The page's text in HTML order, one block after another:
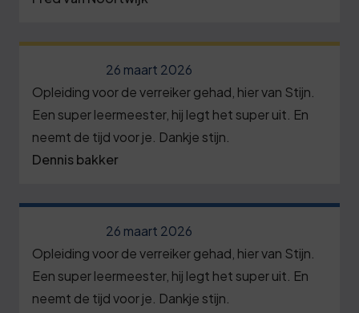
26 maart 2026
Opleiding voor de verreiker gehad, hier van Stijn.
Een super leermeester, hij legt het super uit. En
neemt de tijd voor je. Dankje stijn.
Dennis bakker
26 maart 2026
Opleiding voor de verreiker gehad, hier van Stijn.
Een super leermeester, hij legt het super uit. En
neemt de tijd voor je. Dankje stijn.
0
3
4
7
0
6
9
2
5
1
4
1
1
2
3
3
4
5
6
7
3
8
3
8
9
4
9
0
2
3
4
8
9
6
1
6
1
1
6
1